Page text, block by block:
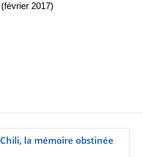
(février 2017)
Chili, la mémoire obstinée